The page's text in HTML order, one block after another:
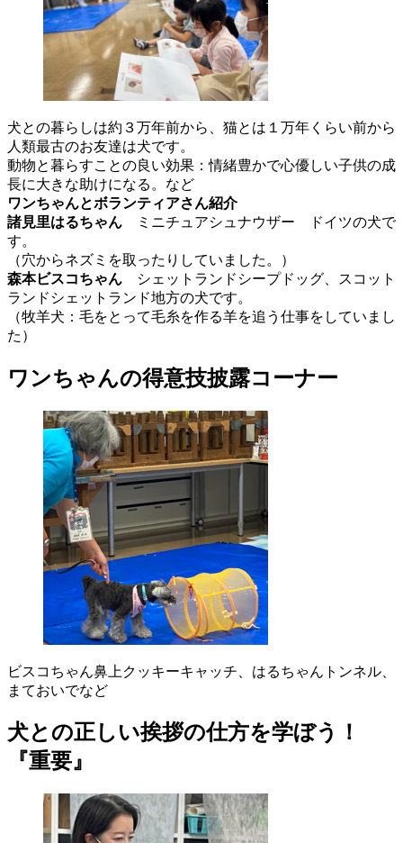
犬との暮らしは約３万年前から、猫とは１万年くらい前から
人類最古のお友達は犬です。
動物と暮らすことの良い効果：情緒豊かで心優しい子供の成
長に大きな助けになる。など
ワンちゃんとボランティアさん紹介
諸見里はるちゃん ミニチュアシュナウザー ドイツの犬で
す。
（穴からネズミを取ったりしていました。）
森本ビスコちゃん シェットランドシープドッグ、スコット
ランドシェットランド地方の犬です。
（牧羊犬：毛をとって毛糸を作る羊を追う仕事をしていまし
た）
ワンちゃんの得意技披露コーナー
ビスコちゃん鼻上クッキーキャッチ、はるちゃんトンネル、
まておいでなど
犬との正しい挨拶の仕方を学ぼう！
『重要』